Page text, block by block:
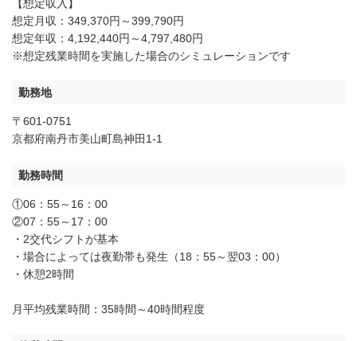
【想定収入】
想定月収：349,370円～399,790円
想定年収：4,192,440円～4,797,480円
※想定残業時間を実施した場合のシミュレーションです
勤務地
〒601-0751
京都府南丹市美山町島神田1-1
勤務時間
①06：55～16：00
②07：55～17：00
・2交代シフトが基本
・場合によっては夜勤帯も発生（18：55～翌03：00）
・休憩2時間
月平均残業時間：35時間～40時間程度